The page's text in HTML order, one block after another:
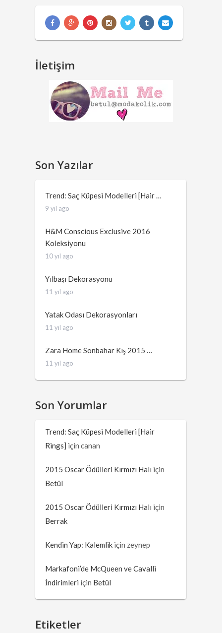
İletişim
Son Yazılar
Trend: Saç Küpesi Modelleri [Hair …
9 yıl ago
H&M Conscious Exclusive 2016
Koleksiyonu
10 yıl ago
Yılbaşı Dekorasyonu
11 yıl ago
Yatak Odası Dekorasyonları
11 yıl ago
Zara Home Sonbahar Kış 2015 …
11 yıl ago
Son Yorumlar
Trend: Saç Küpesi Modelleri [Hair
Rings] içincanan
2015 Oscar Ödülleri Kırmızı Halı için
Betül
2015 Oscar Ödülleri Kırmızı Halı için
Berrak
Kendin Yap: Kalemlik için zeynep
Markafoni’de McQueen ve Cavalli
İndirimleri için Betül
Etiketler